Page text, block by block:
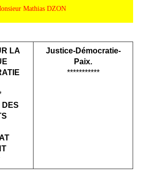
Mathias DZON
LA
DES
Justice-Démocratie-
Paix.
***********